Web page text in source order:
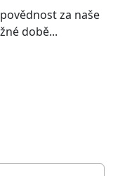
za naše
době...